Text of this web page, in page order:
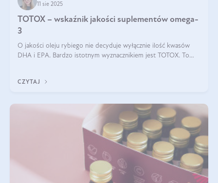
11 sie 2025
TOTOX – wskaźnik jakości suplementów omega-
3
O jakości oleju rybiego nie decyduje wyłącznie ilość kwasów
DHA i EPA. Bardzo istotnym wyznacznikiem jest TOTOX. To
CZYTAJ